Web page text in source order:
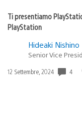
Ti presentiamo
PlayStation
Hideaki Nishino
Senior Vice
Data
12 Settembre, 2024 4